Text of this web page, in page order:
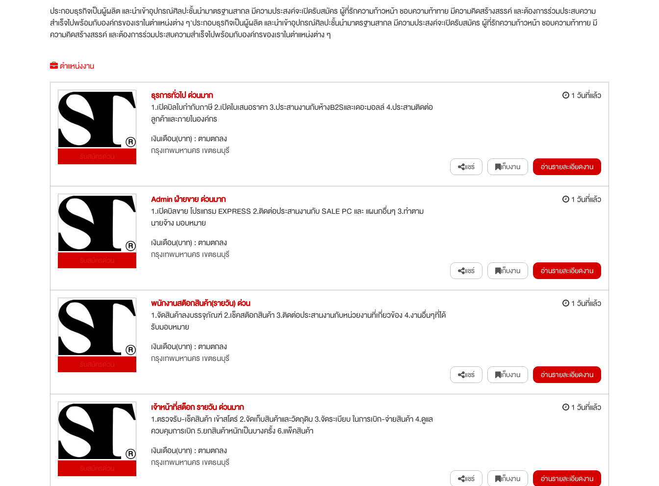
ประกอบธุรกิจเป็นผู้ผลิต และนำเข้าอุปกรณ์ศิลปะชั้นนำมาตรฐานสากล มีความประสงค์จะเปิดรับสมัคร ผู้ที่รักความก้าวหน้า ชอบความท้าทาย มีความคิดสร้างสรรค์ และต้องการร่วมประสบความ
สำเร็จไปพร้อมกับองค์กรของเราในตำแหน่งต่าง ๆ'ประกอบธุรกิจเป็นผู้ผลิต และนำเข้าอุปกรณ์ศิลปะชั้นนำมาตรฐานสากล มีความประสงค์จะเปิดรับสมัคร ผู้ที่รักความก้าวหน้า ชอบความท้าทาย มี
ความคิดสร้างสรรค์ และต้องการร่วมประสบความสำเร็จไปพร้อมกับองค์กรของเราในตำแหน่งต่าง ๆ
ตำแหน่งงาน
รับสมัครด่วน
ธุรการทั่วไป ด่วนมาก
1.เปิดบิลใบกำกับภาษี 2.เปิดใบเสนอราคา 3.ประสานงานกับห้างB2Sและเดอะมอลล์ 4.ประสานติดต่อ
ลูกค้าและภายในองค์กร
เงินเดือน(บาท) : ตามตกลง
กรุงเทพมหานคร เขตธนบุรี
1 วันที่แล้ว
แชร์ เก็บงาน อ่านรายละเอียดงาน
รับสมัครด่วน
Admin ฝ่ายขาย ด่วนมาก
1.เปิดบิลขาย โปรแกรม EXPRESS 2.ติดต่อประสานงานกับ SALE PC และ แผนกอื่นๆ 3.ทำตาม
นายจ้าง มอบหมาย
เงินเดือน(บาท) : ตามตกลง
กรุงเทพมหานคร เขตธนบุรี
1 วันที่แล้ว
แชร์ เก็บงาน อ่านรายละเอียดงาน
รับสมัครด่วน
พนักงานสต๊อกสินค้า(รายวัน) ด่วน
1.จัดสินค้าลงบรรจุภัณฑ์ 2.เช็คสต๊อกสินค้า 3.ติดต่อประสานงานกับหน่วยงานที่เกี่ยวข้อง 4.งานอื่นๆที่ได้
รับมอบหมาย
เงินเดือน(บาท) : ตามตกลง
กรุงเทพมหานคร เขตธนบุรี
1 วันที่แล้ว
แชร์ เก็บงาน อ่านรายละเอียดงาน
รับสมัครด่วน
เจ้าหน้าที่สต็อก รายวัน ด่วนมาก
1.ตรวจรับ-เช็คสินค้า เข้าสโตร์ 2.จัดเก็บสินค้าและวัตถุดิบ 3.จัดระเบียบ ในการเบิก-จ่ายสินค้า 4.ดูแล
ควบคุมการเบิก 5.ยกสินค้าหนักเป็นบางครั้ง 6.แพ็คสินค้า
เงินเดือน(บาท) : ตามตกลง
กรุงเทพมหานคร เขตธนบุรี
1 วันที่แล้ว
แชร์ เก็บงาน อ่านรายละเอียดงาน